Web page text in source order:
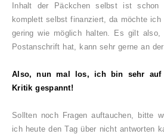
Inhalt der Päckchen selbst ist
komplett selbst finanziert, da möchte
gering wie möglich halten. Es gilt also,
Postanschrift hat, kann sehr gerne an
Also, nun mal los, ich bin sehr auf
Kritik gespannt!
Sollten noch Fragen auftauchen, bitte
ich heute den Tag über nicht antworten